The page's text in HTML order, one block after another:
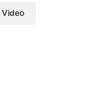
Video